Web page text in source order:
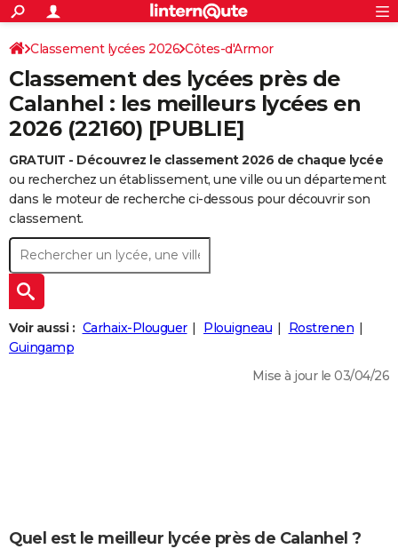
ACTUALITÉS
Politique
Société
Faits Divers
Education
Monde
Villes
+
SPORT
Coupe du monde 2026
Football
Tennis
Cyclisme
Rugby
Forum
CULTURE
Programme TV
TNT
Streaming
Cinéma
Sorties cinéma
Musique
+
FINANCE
Retraite
Impôts
Epargne
Immobilier
Risques naturels par ville
Banque
Assurance
Crédit
AUTO
Essais
Réserver un essai
Citadines
Berlines
SUV
Forum auto
+
HIGH-TECH
BRICOLAGE
Forum
Aménagement intérieur
Extérieur
Cuisine
Salle de bains
Jardinage
Rangement
+WEEK-END
Guides de France
Escapades
Patrimoine
Expositions
Musées
Week-end nature
+
LIFESTYLE
Art de vivre
Bien-être
Loisirs
Mode
Modes de vie
+SANTE
S'inscrire
Connexion
Classement lycées 2026 Côtes-d'Armor
Classement des lycées près de
Calanhel : les meilleurs lycées en
2026 (22160) [PUBLIE]
GRATUIT - Découvrez le classement 2026 de chaque lycée
ou recherchez un établissement, une ville ou un département
dans le moteur de recherche ci-dessous pour découvrir son
classement.
Voir aussi : Carhaix-Plouguer Plouigneau
Rostrenen
Guingamp
Mise à jour le 03/04/26
Quel est le meilleur lycée près de Calanhel ?